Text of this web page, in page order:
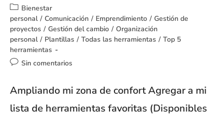
Bienestar
personal / Comunicación / Emprendimiento / Gestión de
proyectos / Gestión del cambio / Organización
personal / Plantillas / Todas las herramientas / Top 5
herramientas
Sin comentarios
Ampliando mi zona de confort Agregar a mi
lista de herramientas favoritas (Disponibles